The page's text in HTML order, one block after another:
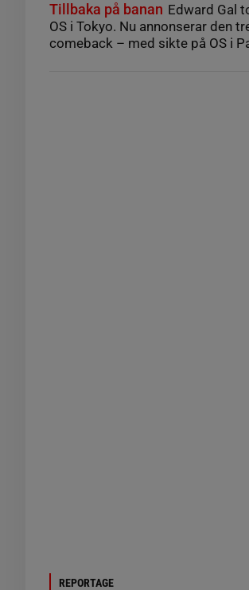
Tillbaka på banan Edward Gal
OS i Tokyo. Nu annonserar den
comeback – med sikte på OS i
REPORTAGE